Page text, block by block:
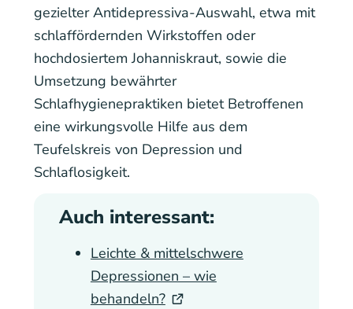
gezielter Antidepressiva-Auswahl, etwa mit
schlaffördernden Wirkstoffen oder
hochdosiertem Johanniskraut, sowie die
Umsetzung bewährter
Schlafhygienepraktiken bietet Betroffenen
eine wirkungsvolle Hilfe aus dem
Teufelskreis von Depression und
Schlaflosigkeit.
Auch interessant:
Leichte & mittelschwere
Depressionen – wie
behandeln?